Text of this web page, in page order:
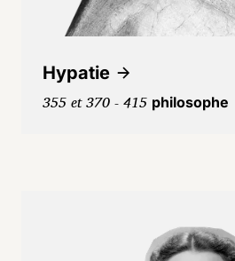
Hypatie
355 et 370 - 415 philosophe